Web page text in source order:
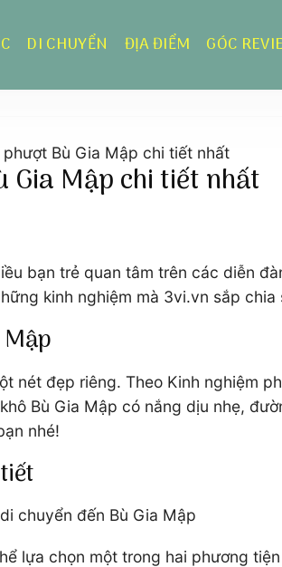
DI CHUYỂN ĐỊA ĐIỂM GÓC
Bù Gia Mập chi tiết nhất
Gia Mập chi tiết nhất
bạn trẻ quan tâm trên các diễn
kinh nghiệm mà 3vi.vn sắp
nét đẹp riêng. Theo Kinh nghiệm
Bù Gia Mập có nắng dịu nhẹ,
nhé!
chuyển đến Bù Gia Mập
lựa chọn một trong hai phương